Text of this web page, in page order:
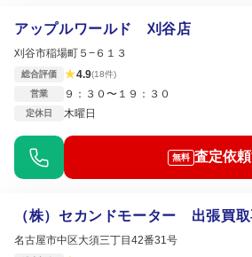
アップルワールド 刈谷店
刈谷市稲場町５−６１３
総合評価 ★4.9(18件)
営業
９：３０〜１９：３０
定休日 木曜日
無料 査定依
（株）セカンドモーター 出張買
名古屋市中区大須三丁目42番31号